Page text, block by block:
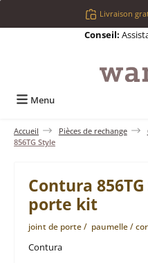
Passer au contenu principal
Livraison
Conseil:
Menu
Accueil Pièces de rechange
856TG Style
Contura
porte kit
joint de porte / paumelle /
Contura